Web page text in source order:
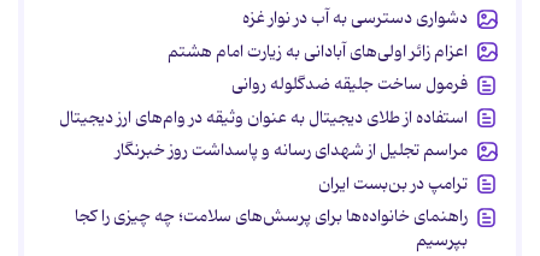
دشواری دسترسی به آب در نوار غزه
اعزام زائر اولی‌های آبادانی به زیارت امام هشتم
فرمول ساخت جلیقه ضدگلوله روانی
استفاده از طلای دیجیتال به عنوان وثیقه در وام‌های ارز دیجیتال
مراسم تجلیل از شهدای رسانه و پاسداشت روز خبرنگار
ترامپ در بن‌بست ایران
راهنمای خانواده‌ها برای پرسش‌های سلامت؛ چه چیزی را کجا
بپرسیم